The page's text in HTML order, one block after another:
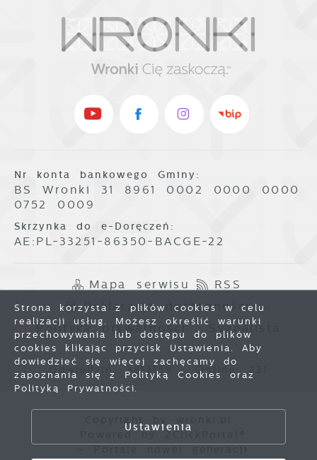
Nr konta bankowego Gminy:
BS Wronki 31 8961 0002 0000 0000
0752 0009
Skrzynka do e-Doręczeń:
AE:PL-33251-86350-BACGE-22
Mapa serwisu
RSS
Deklaracja dostępności
Polityka prywatności
Sygnalista
Odwiedzin: 3813159 Online: 231
Strona korzysta z plików cookies w celu
realizacji usług. Możesz określić warunki
przechowywania lub dostępu do plików
cookies klikając przycisk Ustawienia. Aby
dowiedzieć się więcej zachęcamy do
zapoznania się z Polityką Cookies oraz
Polityką Prywatności.
Ustawienia